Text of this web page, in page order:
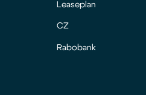
Leaseplan
CZ
Rabobank